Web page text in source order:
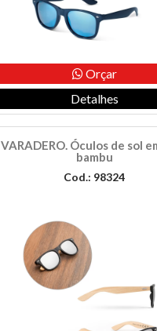
Orçar
Detalhes
VARADERO. Óculos de sol
bambu
Cod.: 98324